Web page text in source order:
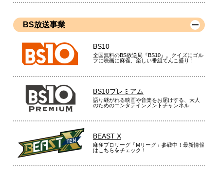
BS放送事業
BS10
全国無料のBS放送局『BS10』。クイズにゴル
フに映画に麻雀、楽しい番組てんこ盛り！
BS10プレミアム
語り継がれる映画や音楽をお届けする、大人
のためのエンタテインメントチャンネル
BEAST X
麻雀プロリーグ「Mリーグ」参戦中！最新情報
はこちらをチェック！